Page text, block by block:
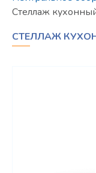
Режим
Стеллаж
СТЕЛЛАЖ